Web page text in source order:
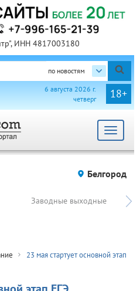
ИНН 4817003180
по новостям
18+
6 августа 2026 г.
четверг
Toggle
Белгород
Заводные выходные
23 мая стартует основной этап